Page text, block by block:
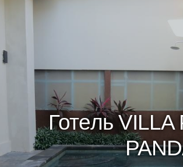
Готель VILLA